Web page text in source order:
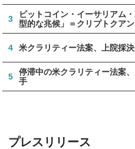
3
ビットコイン・イーサリアム
型的な兆候」＝クリプトクアン
4 米クラリティー法案、上院採
5
停滞中の米クラリティー法案
手
プレスリリース